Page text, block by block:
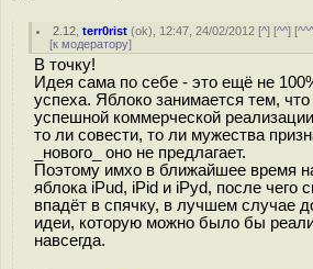
2.12 ,terr0rist (ok), 12:47, 24/02/2012 [^] [^^] [
[к модератору]
В точку!
Идея сама по себе - это ещё не
успеха. Яблоко занимается тем,
успешной коммерческой
то ли совести, то ли мужества
_нового_ оно не предлагает.
Поэтому имхо в ближайшее время
яблока iPud, iPid и iPyd, после чего
впадёт в спячку, в лучшем случае
идеи, которую можно было бы
навсегда.